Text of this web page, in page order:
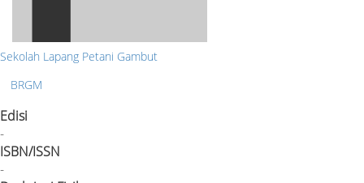
Sekolah Lapang Petani Gambut
BRGM
Edisi
-
ISBN/ISSN
-